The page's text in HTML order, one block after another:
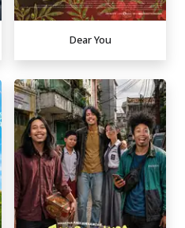
Dear You